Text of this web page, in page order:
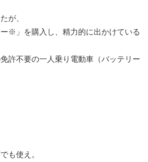
が、
※」を購入し、精力的に出かけている
許不要の一人乗り電動車（バッテリー
も使え。